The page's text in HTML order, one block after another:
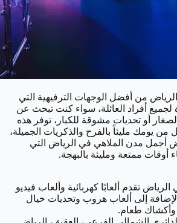
من أفضل الوجهات الترفيهية التي
لجميع أفراد العائلة، سواء كنت تبحث عن
أو تحديات مشوقة للكبار، توفر هذه
من يومك مليئاً بالفرح والذكريات الجميلة،
أجمل مدن الملاهي في الرياض التي
ممتعة ومليئة بالبهجة.
تقدم ألعابًا كهربائية وألعاب فيديو
إلى ألعاب هروب وتحديات خيال
وأكشاك طعام.